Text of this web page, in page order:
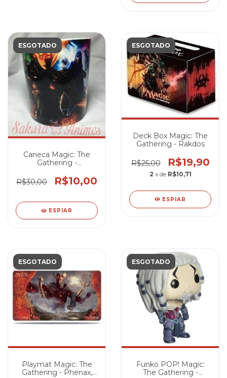
ESGOTADO
Caneca Magic: The
Gathering -
R$30,00
R$10,00
ESPIAR
ESGOTADO
Deck Box Magic: The
Gathering - Rakdos
R$25,00 R$19,90
2 x de R$10,71
ESPIAR
ESGOTADO
Playmat Magic: The
Gathering - Phenax,
ESGOTADO
Funko POP! Magic:
The Gathering -